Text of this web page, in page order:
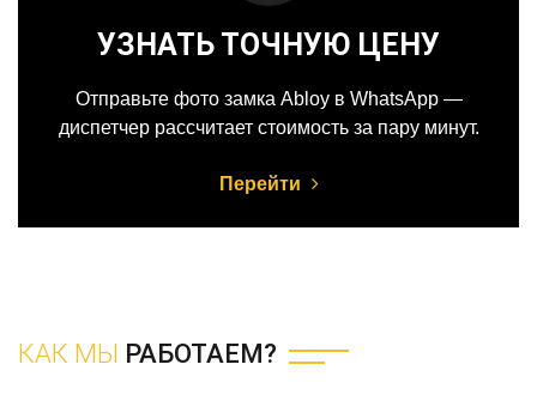
УЗНАТЬ ТОЧНУЮ ЦЕНУ
Отправьте фото замка Abloy в WhatsApp —
диспетчер рассчитает стоимость за пару минут.
Перейти
КАК МЫ РАБОТАЕМ?